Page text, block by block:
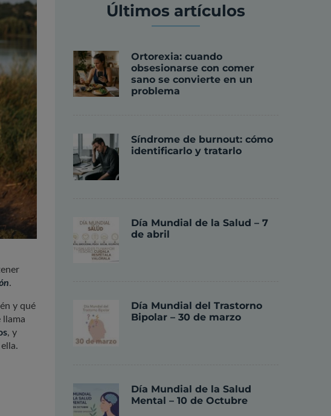
.
y qué
llama
, y
Últimos artículos
Ortorexia: cuando
obsesionarse con comer
sano se convierte en un
problema
Síndrome de burnout: cómo
identificarlo y tratarlo
Día Mundial de la Salud – 7
de abril
Día Mundial del Trastorno
Bipolar – 30 de marzo
Día Mundial de la Salud
Mental – 10 de Octubre